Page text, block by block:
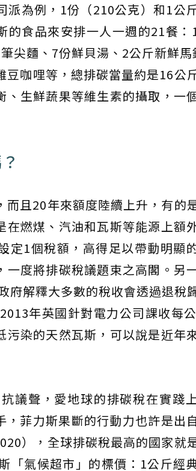
派為例，1份（210公克）和1公
食品來安排一人一週的21餐：
尖麵、7份鮮貝湯、2公斤新鮮馬
咖哩等，總排碳當量約是16公
生鮮蔬果等維生素的攝取，一
且20年來額度陸續上升，有的
燃煤、汽油和瓦斯等能源上額
定1個稅額，高得足以帶動明顯
度將排碳稅議題束之高閣。另
府解釋大多數的稅收會透過退稅
年英國針對電力公司課收每
染的天然瓦斯，可以說是近年
議聲，愛地球的排碳稅在實踐
菲力斯果斷的行動力也許是出
），全球排碳稅最高的國家就
「氣候超市」的標價：1公斤經